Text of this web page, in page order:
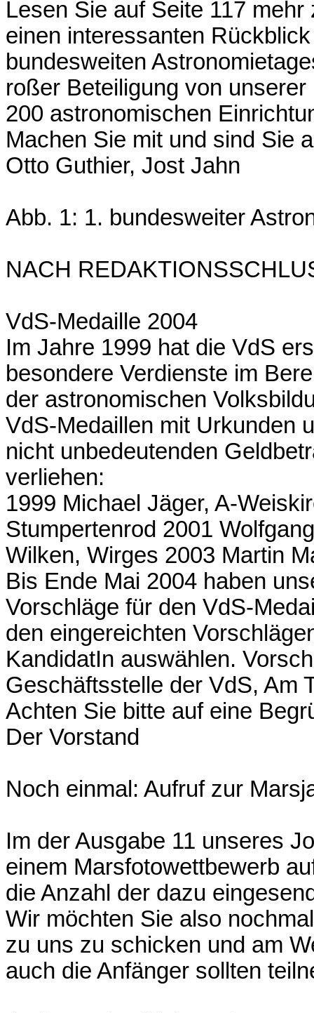
Lesen Sie auf Seite 117
einen interessanten
bundesweiten
roßer Beteiligung von
200 astronomischen
Machen Sie mit und sind Sie
Otto Guthier, Jost Jahn
Abb. 1: 1. bundesweiter
NACH
VdS-Medaille 2004
Im Jahre 1999 hat die VdS
besondere Verdienste im
der astronomischen
VdS-Medaillen mit Urkunden
nicht unbedeutenden
verliehen:
1999 Michael Jäger, A-
Stumpertenrod 2001
Wilken, Wirges 2003 Martin
Bis Ende Mai 2004 haben
Vorschläge für den VdS-
den eingereichten
KandidatIn auswählen.
Geschäftsstelle der VdS, Am
Achten Sie bitte auf eine
Der Vorstand
Noch einmal: Aufruf zur
Im der Ausgabe 11 unseres
einem Marsfotowettbewerb
die Anzahl der dazu
Wir möchten Sie also
zu uns zu schicken und am
auch die Anfänger sollten